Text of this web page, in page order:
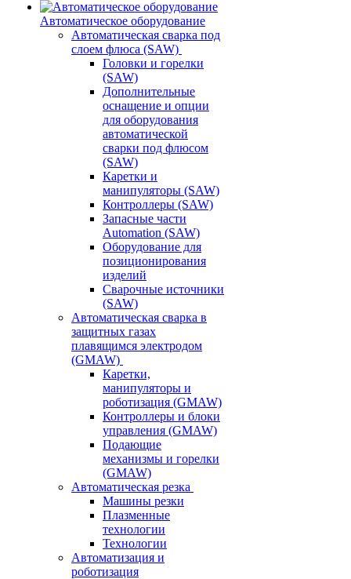
Автоматическое оборудование
Автоматическая сварка под
слоем флюса (SAW)
Головки и горелки
(SAW)
Дополнительные
оснащение и опции
для оборудования
автоматической
сварки под флюсом
(SAW)
Каретки и
манипуляторы (SAW)
Контроллеры (SAW)
Запасные части
Automation (SAW)
Оборудование для
позиционирования
изделий
Сварочные источники
(SAW)
Автоматическая сварка в
защитных газах
плавящимся электродом
(GMAW)
Каретки,
манипуляторы и
роботизация (GMAW)
Контроллеры и блоки
управления (GMAW)
Подающие
механизмы и горелки
(GMAW)
Автоматическая резка
Машины резки
Плазменные
технологии
Технологии
Автоматизация и
роботизация